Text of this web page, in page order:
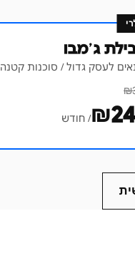
ג׳מבו
לעסק גדול / סוכנות קטנה
₪
₪/ חודש